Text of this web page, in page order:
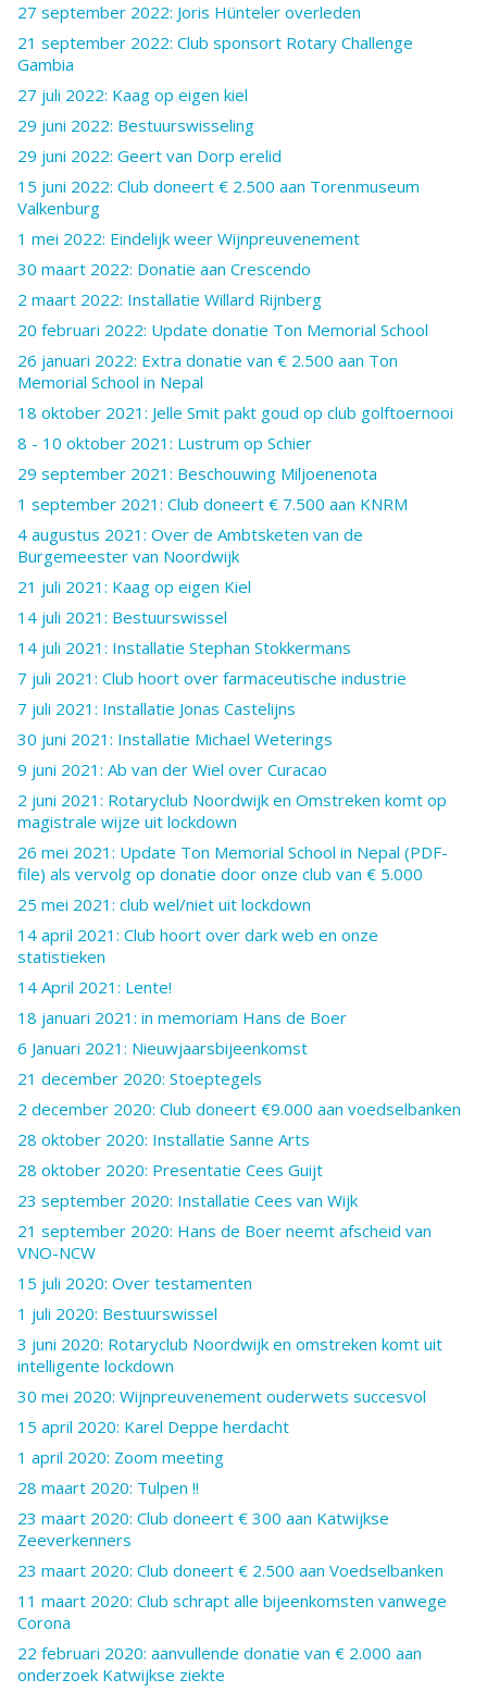
27 september 2022: Joris Hünteler overleden
21 september 2022: Club sponsort Rotary Challenge
Gambia
27 juli 2022: Kaag op eigen kiel
29 juni 2022: Bestuurswisseling
29 juni 2022: Geert van Dorp erelid
15 juni 2022: Club doneert € 2.500 aan Torenmuseum
Valkenburg
1 mei 2022: Eindelijk weer Wijnpreuvenement
30 maart 2022: Donatie aan Crescendo
2 maart 2022: Installatie Willard Rijnberg
20 februari 2022: Update donatie Ton Memorial School
26 januari 2022: Extra donatie van € 2.500 aan Ton
Memorial School in Nepal
18 oktober 2021: Jelle Smit pakt goud op club golftoernooi
8 - 10 oktober 2021: Lustrum op Schier
29 september 2021: Beschouwing Miljoenenota
1 september 2021: Club doneert € 7.500 aan KNRM
4 augustus 2021: Over de Ambtsketen van de
Burgemeester van Noordwijk
21 juli 2021: Kaag op eigen Kiel
14 juli 2021: Bestuurswissel
14 juli 2021: Installatie Stephan Stokkermans
7 juli 2021: Club hoort over farmaceutische industrie
7 juli 2021: Installatie Jonas Castelijns
30 juni 2021: Installatie Michael Weterings
9 juni 2021: Ab van der Wiel over Curacao
2 juni 2021: Rotaryclub Noordwijk en Omstreken komt op
magistrale wijze uit lockdown
26 mei 2021: Update Ton Memorial School in Nepal (PDF-
file) als vervolg op donatie door onze club van € 5.000
25 mei 2021: club wel/niet uit lockdown
14 april 2021: Club hoort over dark web en onze
statistieken
14 April 2021: Lente!
18 januari 2021: in memoriam Hans de Boer
6 Januari 2021: Nieuwjaarsbijeenkomst
21 december 2020: Stoeptegels
2 december 2020: Club doneert €9.000 aan voedselbanken
28 oktober 2020: Installatie Sanne Arts
28 oktober 2020: Presentatie Cees Guijt
23 september 2020: Installatie Cees van Wijk
21 september 2020: Hans de Boer neemt afscheid van
VNO-NCW
15 juli 2020: Over testamenten
1 juli 2020: Bestuurswissel
3 juni 2020: Rotaryclub Noordwijk en omstreken komt uit
intelligente lockdown
30 mei 2020: Wijnpreuvenement ouderwets succesvol
15 april 2020: Karel Deppe herdacht
1 april 2020: Zoom meeting
28 maart 2020: Tulpen !!
23 maart 2020: Club doneert € 300 aan Katwijkse
Zeeverkenners
23 maart 2020: Club doneert € 2.500 aan Voedselbanken
11 maart 2020: Club schrapt alle bijeenkomsten vanwege
Corona
22 februari 2020: aanvullende donatie van € 2.000 aan
onderzoek Katwijkse ziekte